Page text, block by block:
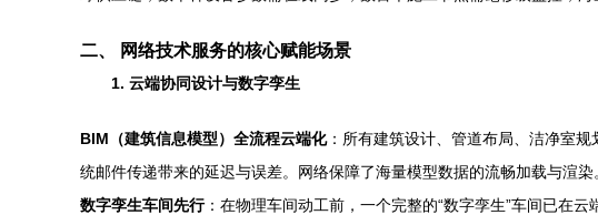
二、 网络技术服务的核心赋能场景
1. 云端协同设计与数字孪生
BIM（建筑信息模型）全流程云端化：所有建筑设计、管道布局、洁净室
统邮件传递带来的延迟与误差。网络保障了海量模型数据的流畅加载与渲染
数字孪生车间先行：在物理车间动工前，一个完整的“数字孪生”车间已在